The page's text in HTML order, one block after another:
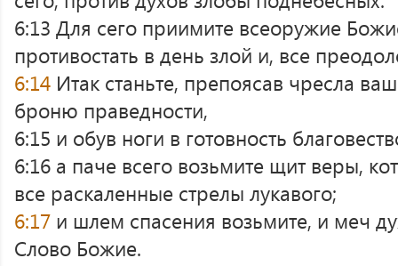
6:13 Для сего приимите всеоружие
противостать в день злой и, все
6:14 Итак станьте, препоясав чресла
броню праведности,
6:15 и обув ноги в готовность
6:16 а паче всего возьмите щит веры,
все раскаленные стрелы лукавого;
6:17 и шлем спасения возьмите, и меч
Слово Божие.